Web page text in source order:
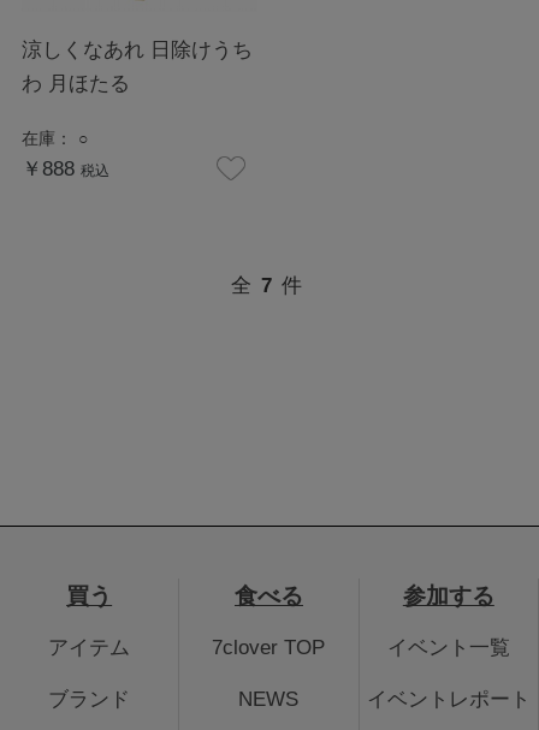
涼しくなあれ 日除けうち
わ 月ほたる
在庫： ○
￥888 税込
全 7 件
買う
アイテム
ブランド
食べる
7clover TOP
NEWS
参加する
イベント一覧
イベントレポート